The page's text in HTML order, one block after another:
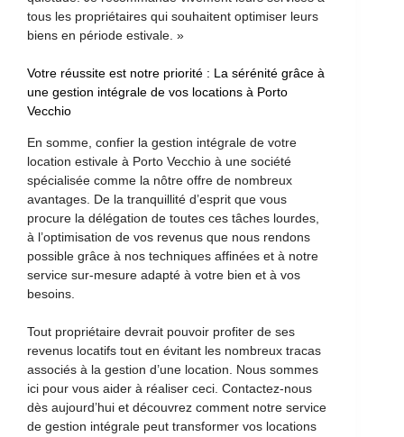
tous les propriétaires qui souhaitent optimiser leurs
biens en période estivale. »
Votre réussite est notre priorité : La sérénité grâce à
une gestion intégrale de vos locations à Porto
Vecchio
En somme, confier la gestion intégrale de votre
location estivale à Porto Vecchio à une société
spécialisée comme la nôtre offre de nombreux
avantages. De la tranquillité d’esprit que vous
procure la délégation de toutes ces tâches lourdes,
à l’optimisation de vos revenus que nous rendons
possible grâce à nos techniques affinées et à notre
service sur-mesure adapté à votre bien et à vos
besoins.
Tout propriétaire devrait pouvoir profiter de ses
revenus locatifs tout en évitant les nombreux tracas
associés à la gestion d’une location. Nous sommes
ici pour vous aider à réaliser ceci. Contactez-nous
dès aujourd’hui et découvrez comment notre service
de gestion intégrale peut transformer vos locations